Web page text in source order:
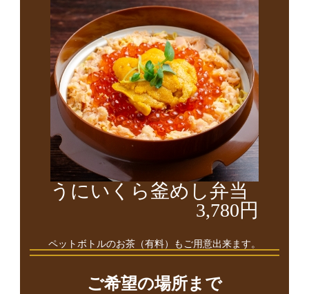
うにいくら釜めし弁当
3,780円
ペットボトルのお茶（有料）もご用意出来ます。
ご希望の場所まで